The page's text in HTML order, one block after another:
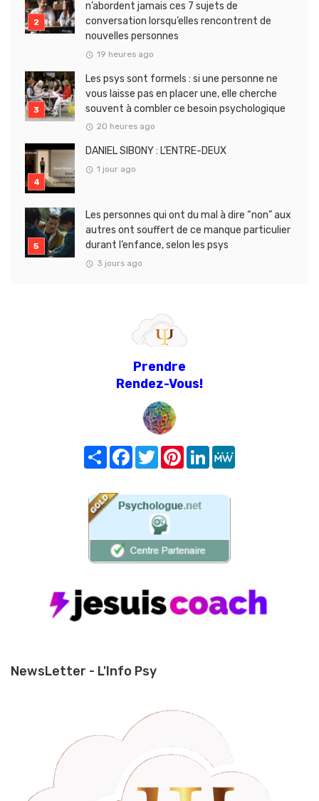
n’abordent jamais ces 7 sujets de
conversation lorsqu’elles rencontrent de
nouvelles personnes
19 heures ago
Les psys sont formels : si une personne ne
vous laisse pas en placer une, elle cherche
souvent à combler ce besoin psychologique
20 heures ago
DANIEL SIBONY : L’ENTRE-DEUX
1 jour ago
Les personnes qui ont du mal à dire “non” aux
autres ont souffert de ce manque particulier
durant l’enfance, selon les psys
3 jours ago
Prendre
Rendez-Vous!
Share FacebookTwitterPinterest
LinkedIn
NewsLetter - L'Info Psy